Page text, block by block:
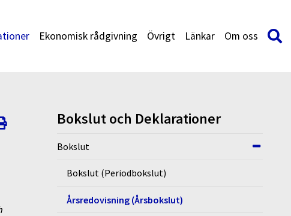
Ekonomisk rådgivning Övrigt Länkar Om oss
Bokslut och Deklarationer
Bokslut
Bokslut (Periodbokslut)
Årsredovisning (Årsbokslut)